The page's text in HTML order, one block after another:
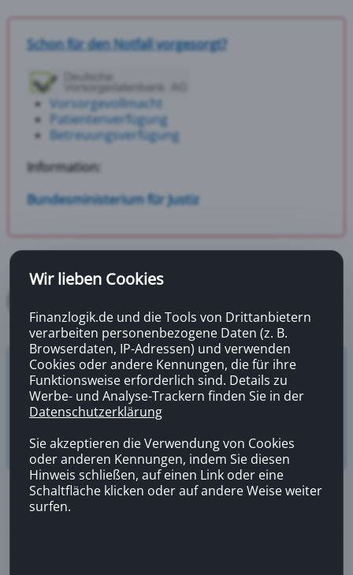
Schon für den Notfall vorgesorgt?
Vorsorgevollmacht
Patientenverfügung
Betreuungsverfügung
Information:
Bundesministerium für Justiz
Versicherungsrechner
Zahnzusatzversicherung
Wir lieben Cookies
Finanzlogik.de und die Tools von Drittanbietern
verarbeiten personenbezogene Daten (z. B.
Browserdaten, IP-Adressen) und verwenden
Cookies oder andere Kennungen, die für ihre
Funktionsweise erforderlich sind. Details zu
Werbe- und Analyse-Trackern finden Sie in der
Datenschutzerklärung
Sie akzeptieren die Verwendung von Cookies
oder anderen Kennungen, indem Sie diesen
Hinweis schließen, auf einen Link oder eine
Schaltfläche klicken oder auf andere Weise weiter
surfen.